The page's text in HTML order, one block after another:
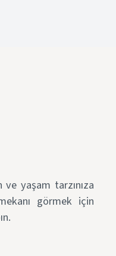
ve yaşam tarzınıza
görmek için